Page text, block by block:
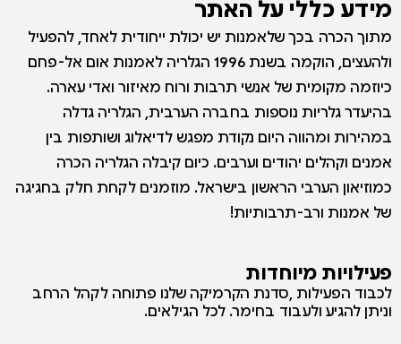
מתוך הכרה בכך שלאמנות יש יכולת ייחודית לאחד, להפעיל
ולהעצים, הוקמה בשנת 1996 הגלריה לאמנות אום אל-פחם
כיוזמה מקומית של אנשי תרבות ורוח מאיזור ואדי עארה.
בהיעדר גלריות נוספות בחברה הערבית, הגלריה גדלה
במהירות ומהווה היום נקודת מפגש לדיאלוג ושותפות בין
אמנים וקהלים יהודים וערבים. כיום קיבלה הגלריה הכרה
כמוזיאון הערבי הראשון בישראל. מוזמנים לקחת חלק בחגיגה
של אמנות ורב-תרבותיות!
פעילויות מיוחדות
לכבוד הפעילות ,סדנת הקרמיקה שלנו פתוחה לקהל הרחב
וניתן להגיע ולעבוד בחימר. לכל הגילאים.